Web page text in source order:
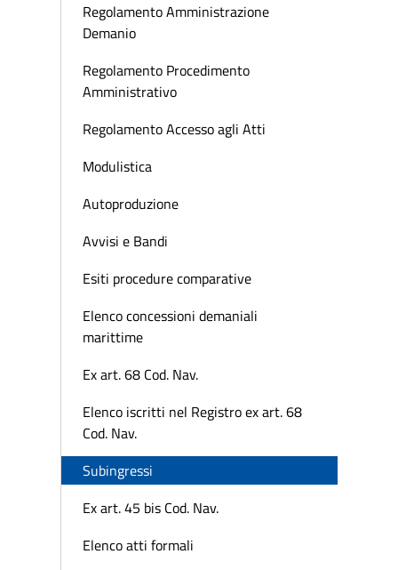
Regolamento Amministrazione
Demanio
Regolamento Procedimento
Amministrativo
Regolamento Accesso agli Atti
Modulistica
Autoproduzione
Avvisi e Bandi
Esiti procedure comparative
Elenco concessioni demaniali
marittime
Ex art. 68 Cod. Nav.
Elenco iscritti nel Registro ex art. 68
Cod. Nav.
Subingressi
Ex art. 45 bis Cod. Nav.
Elenco atti formali